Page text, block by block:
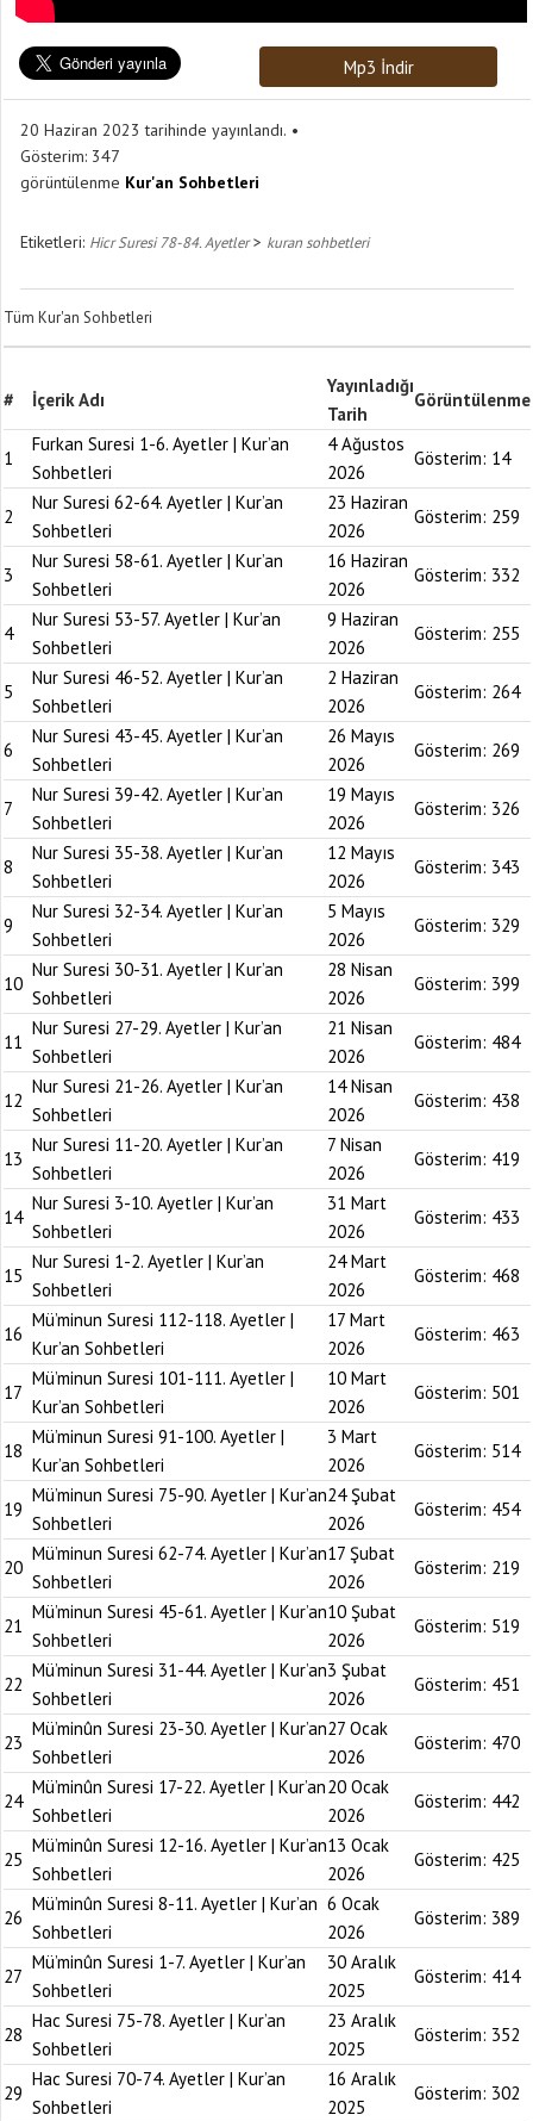
Mp3 İndir
20 Haziran 2023 tarihinde yayınlandı.
Gösterim: 347
görüntülenme Kur'an Sohbetleri
Etiketleri: Hicr Suresi 78-84. Ayetler> kuran sohbetleri
Tüm Kur'an Sohbetleri
# İçerik Adı
Yayınladığı
Tarih
Görüntülenme
1
Furkan Suresi 1-6. Ayetler | Kur’an
Sohbetleri
4 Ağustos
2026
Gösterim: 14
2
Nur Suresi 62-64. Ayetler | Kur’an
Sohbetleri
23 Haziran
2026
Gösterim: 259
3
Nur Suresi 58-61. Ayetler | Kur’an
Sohbetleri
16 Haziran
2026
Gösterim: 332
4
Nur Suresi 53-57. Ayetler | Kur’an
Sohbetleri
9 Haziran
2026
Gösterim: 255
5
Nur Suresi 46-52. Ayetler | Kur’an
Sohbetleri
2 Haziran
2026
Gösterim: 264
6
Nur Suresi 43-45. Ayetler | Kur’an
Sohbetleri
26 Mayıs
2026
Gösterim: 269
7
Nur Suresi 39-42. Ayetler | Kur’an
Sohbetleri
19 Mayıs
2026
Gösterim: 326
8
Nur Suresi 35-38. Ayetler | Kur’an
Sohbetleri
12 Mayıs
2026
Gösterim: 343
9
Nur Suresi 32-34. Ayetler | Kur’an
Sohbetleri
5 Mayıs
2026
Gösterim: 329
10
Nur Suresi 30-31. Ayetler | Kur’an
Sohbetleri
28 Nisan
2026
Gösterim: 399
11
Nur Suresi 27-29. Ayetler | Kur’an
Sohbetleri
21 Nisan
2026
Gösterim: 484
12
Nur Suresi 21-26. Ayetler | Kur’an
Sohbetleri
14 Nisan
2026
Gösterim: 438
13
Nur Suresi 11-20. Ayetler | Kur’an
Sohbetleri
7 Nisan
2026
Gösterim: 419
14
Nur Suresi 3-10. Ayetler | Kur’an
Sohbetleri
31 Mart
2026
Gösterim: 433
15
Nur Suresi 1-2. Ayetler | Kur’an
Sohbetleri
24 Mart
2026
Gösterim: 468
16
Mü’minun Suresi 112-118. Ayetler |
Kur’an Sohbetleri
17 Mart
2026
Gösterim: 463
17
Mü’minun Suresi 101-111. Ayetler |
Kur’an Sohbetleri
10 Mart
2026
Gösterim: 501
18
Mü’minun Suresi 91-100. Ayetler |
Kur’an Sohbetleri
3 Mart
2026
Gösterim: 514
19
Mü’minun Suresi 75-90. Ayetler | Kur’an
Sohbetleri
24 Şubat
2026
Gösterim: 454
20
Mü’minun Suresi 62-74. Ayetler | Kur’an
Sohbetleri
17 Şubat
2026
Gösterim: 219
21
Mü’minun Suresi 45-61. Ayetler | Kur’an
Sohbetleri
10 Şubat
2026
Gösterim: 519
22
Mü’minun Suresi 31-44. Ayetler | Kur’an
Sohbetleri
3 Şubat
2026
Gösterim: 451
23
Mü’minûn Suresi 23-30. Ayetler | Kur’an
Sohbetleri
27 Ocak
2026
Gösterim: 470
24
Mü’minûn Suresi 17-22. Ayetler | Kur’an
Sohbetleri
20 Ocak
2026
Gösterim: 442
25
Mü’minûn Suresi 12-16. Ayetler | Kur’an
Sohbetleri
13 Ocak
2026
Gösterim: 425
26
Mü’minûn Suresi 8-11. Ayetler | Kur’an
Sohbetleri
6 Ocak
2026
Gösterim: 389
27
Mü’minûn Suresi 1-7. Ayetler | Kur’an
Sohbetleri
30 Aralık
2025
Gösterim: 414
28
Hac Suresi 75-78. Ayetler | Kur’an
Sohbetleri
23 Aralık
2025
Gösterim: 352
29
Hac Suresi 70-74. Ayetler | Kur’an
Sohbetleri
16 Aralık
2025
Gösterim: 302